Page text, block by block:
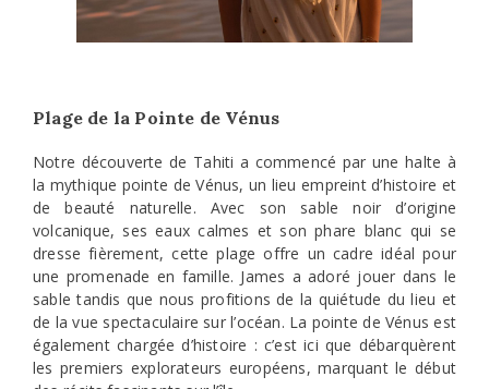
Plage de la Pointe de Vénus
Notre découverte de Tahiti a commencé par une halte à
la mythique pointe de Vénus, un lieu empreint d’histoire et
de beauté naturelle. Avec son sable noir d’origine
volcanique, ses eaux calmes et son phare blanc qui se
dresse fièrement, cette plage offre un cadre idéal pour
une promenade en famille. James a adoré jouer dans le
sable tandis que nous profitions de la quiétude du lieu et
de la vue spectaculaire sur l’océan. La pointe de Vénus est
également chargée d’histoire : c’est ici que débarquèrent
les premiers explorateurs européens, marquant le début